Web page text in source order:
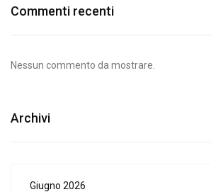
Commenti recenti
Nessun commento da mostrare.
Archivi
Giugno 2026